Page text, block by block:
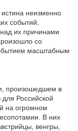
неизменно
событий,
их причинами
со
масштабным
произошедшем в
Российской
на огромном
В них
венгры,